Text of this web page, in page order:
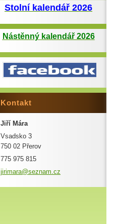
Stolní kalendář 2026
Nástěnný kalendář 2026
Kontakt
Jiří Mára
Vsadsko 3
750 02 Přerov
775 975 815
jirimara@seznam.cz